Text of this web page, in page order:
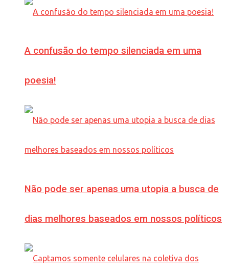
A confusão do tempo silenciada em uma
poesia!
Não pode ser apenas uma utopia a busca de
dias melhores baseados em nossos políticos